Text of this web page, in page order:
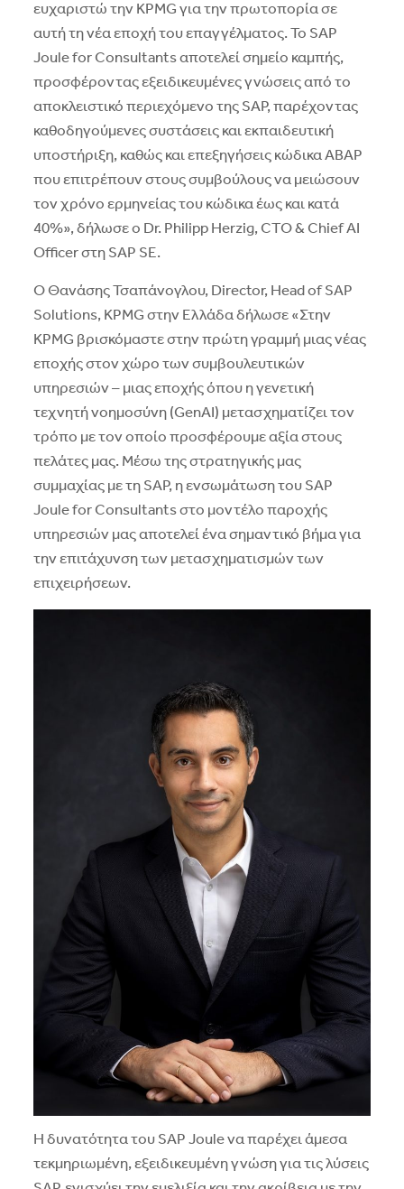
ευχαριστώ την KPMG για την πρωτοπορία σε
αυτή τη νέα εποχή του επαγγέλματος. Το SAP
Joule for Consultants αποτελεί σημείο καμπής,
προσφέροντας εξειδικευμένες γνώσεις από το
αποκλειστικό περιεχόμενο της SAP, παρέχοντας
καθοδηγούμενες συστάσεις και εκπαιδευτική
υποστήριξη, καθώς και επεξηγήσεις κώδικα ABAP
που επιτρέπουν στους συμβούλους να μειώσουν
τον χρόνο ερμηνείας του κώδικα έως και κατά
40%», δήλωσε ο Dr. Philipp Herzig, CTO & Chief AI
Officer στη SAP SE.
Ο Θανάσης Τσαπάνογλου, Director, Head of SAP
Solutions, KPMG στην Ελλάδα δήλωσε «Στην
KPMG βρισκόμαστε στην πρώτη γραμμή μιας νέας
εποχής στον χώρο των συμβουλευτικών
υπηρεσιών – μιας εποχής όπου η γενετική
τεχνητή νοημοσύνη (GenAI) μετασχηματίζει τον
τρόπο με τον οποίο προσφέρουμε αξία στους
πελάτες μας. Μέσω της στρατηγικής μας
συμμαχίας με τη SAP, η ενσωμάτωση του SAP
Joule for Consultants στο μοντέλο παροχής
υπηρεσιών μας αποτελεί ένα σημαντικό βήμα για
την επιτάχυνση των μετασχηματισμών των
επιχειρήσεων.
Η δυνατότητα του SAP Joule να παρέχει άμεσα
τεκμηριωμένη, εξειδικευμένη γνώση για τις λύσεις